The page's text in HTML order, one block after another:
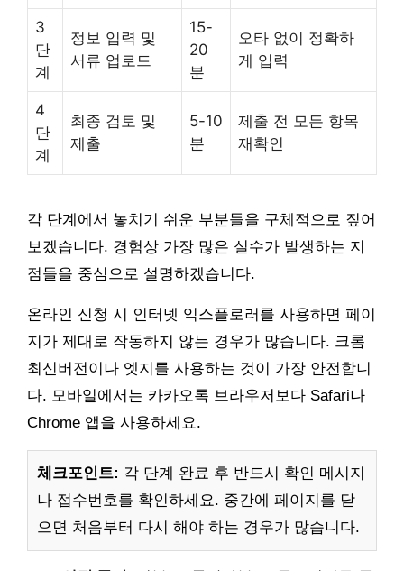
3
단
계
정보 입력 및
서류 업로드
15-
20
분
오타 없이 정확하
게 입력
4
단
계
최종 검토 및
제출
5-10
분
제출 전 모든 항목
재확인
각 단계에서 놓치기 쉬운 부분들을 구체적으로 짚어
보겠습니다. 경험상 가장 많은 실수가 발생하는 지
점들을 중심으로 설명하겠습니다.
온라인 신청 시 인터넷 익스플로러를 사용하면 페이
지가 제대로 작동하지 않는 경우가 많습니다. 크롬
최신버전이나 엣지를 사용하는 것이 가장 안전합니
다. 모바일에서는 카카오톡 브라우저보다 Safari나
Chrome 앱을 사용하세요.
체크포인트: 각 단계 완료 후 반드시 확인 메시지
나 접수번호를 확인하세요. 중간에 페이지를 닫
으면 처음부터 다시 해야 하는 경우가 많습니다.